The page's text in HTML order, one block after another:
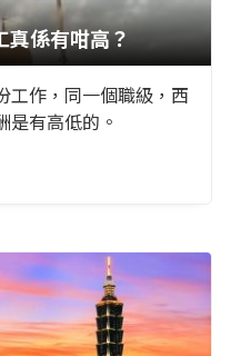
真係有咁高？
工作，同一個職級，西
是有高低的。